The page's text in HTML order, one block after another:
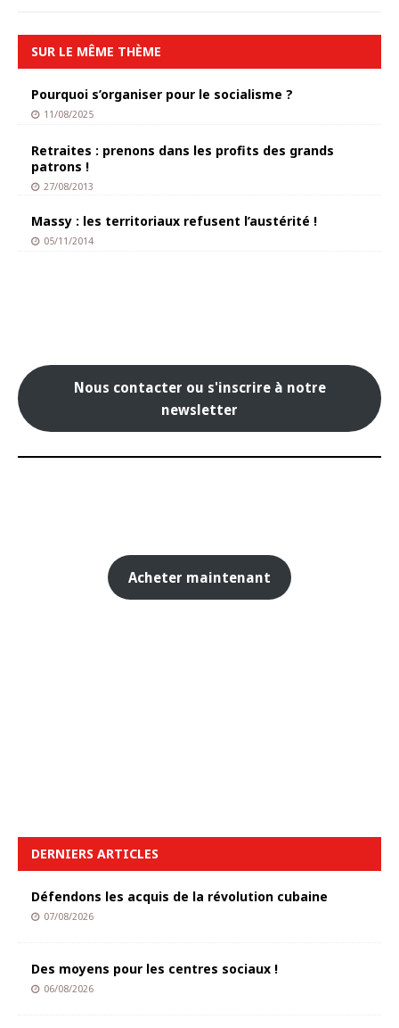
SUR LE MÊME THÈME
Pourquoi s’organiser pour le socialisme ?
11/08/2025
Retraites : prenons dans les profits des grands
patrons !
27/08/2013
Massy : les territoriaux refusent l’austérité !
05/11/2014
Nous contacter ou s'inscrire à notre
newsletter
Acheter maintenant
DERNIERS ARTICLES
Défendons les acquis de la révolution cubaine
07/08/2026
Des moyens pour les centres sociaux !
06/08/2026